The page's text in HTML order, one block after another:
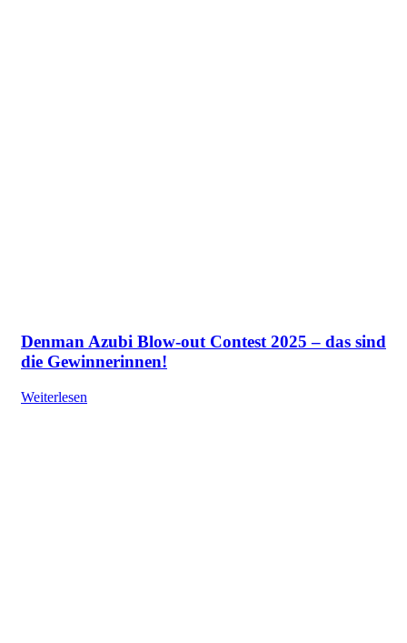
Denman Azubi Blow-out Contest 2025 – das sind
die Gewinnerinnen!
Weiterlesen